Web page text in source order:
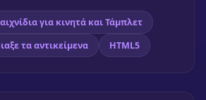
για κινητά και Τάμπλετ
τα αντικείμενα HTML5